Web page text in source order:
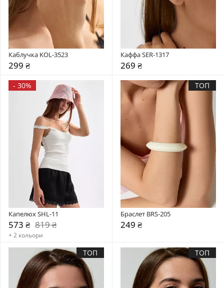
Каблучка KOL-3523
299 ₴
Каффа SER-1317
269 ₴
- 30%
Капелюх SHL-11
573 ₴ 819 ₴
+ 2 кольори
ТОП
Браслет BRS-205
249 ₴
ТОП ТОП